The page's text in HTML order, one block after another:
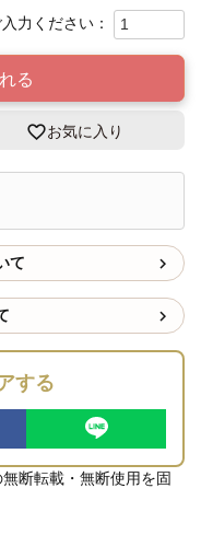
る
お気に入り
て
する
断転載・無断使用を固